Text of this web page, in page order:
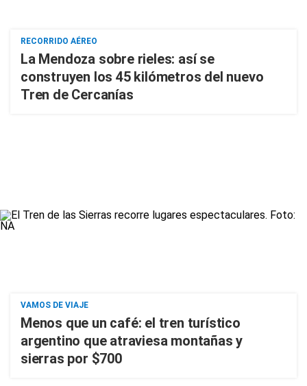
RECORRIDO AÉREO
La Mendoza sobre rieles: así se
construyen los 45 kilómetros del nuevo
Tren de Cercanías
VAMOS DE VIAJE
Menos que un café: el tren turístico
argentino que atraviesa montañas y
sierras por $700